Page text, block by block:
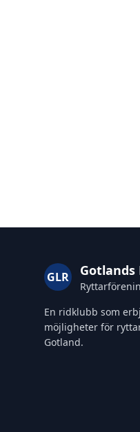
GLR Gotlands
En ridklubb som
möjligheter för
Gotland.